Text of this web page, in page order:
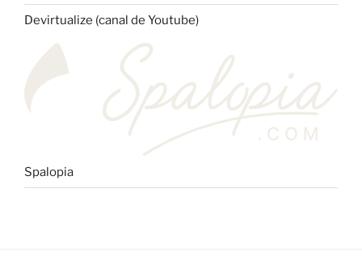
Devirtualize (canal de Youtube)
Spalopia